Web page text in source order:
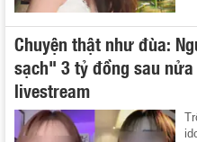
Chuyện thật như đùa:
sạch" 3 tỷ đồng sau
livestream